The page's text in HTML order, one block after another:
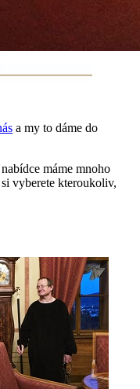
a my to dáme do
máme mnoho
vyberete kteroukoliv,